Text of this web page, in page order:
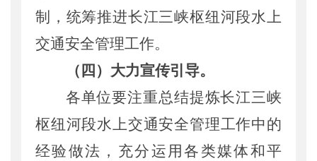
制
， 统筹推进长江三峡枢纽河段水上
交通安全管理工作。
（四）大力宣传引导。
各单位要注重总结提炼长江三峡
枢纽河段水上交通安全管理工作中的
经验做法，充分运用各 类媒体和平